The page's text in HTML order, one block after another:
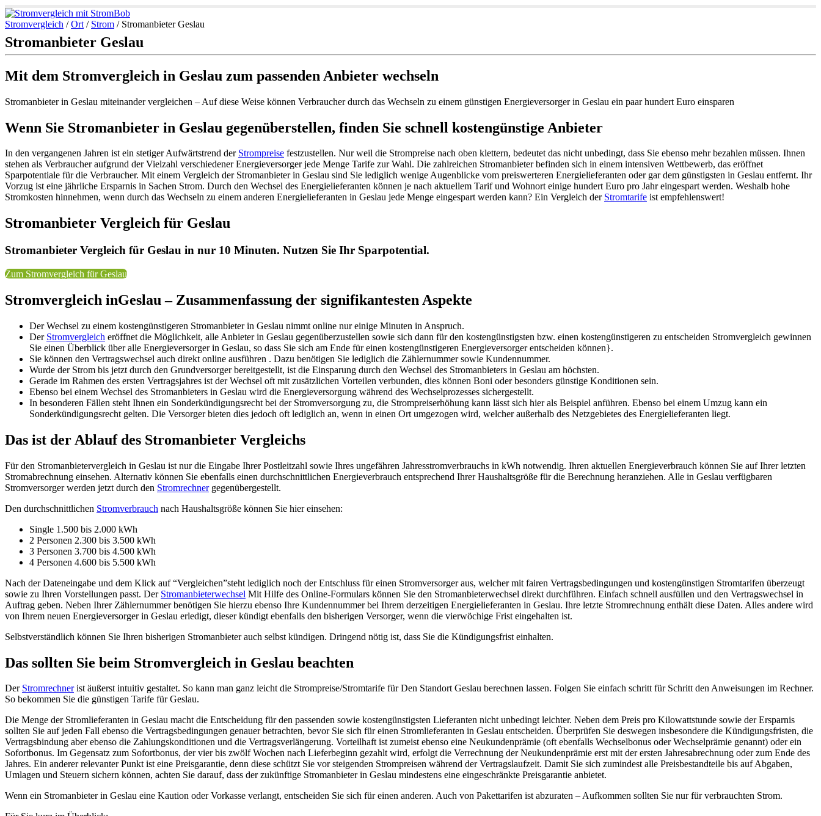
Stromvergleich /Ort / Strom / Stromanbieter Geslau
Stromanbieter Geslau
Mit dem Stromvergleich in Geslau zum passenden Anbieter wechseln
Stromanbieter in Geslau miteinander vergleichen – Auf diese Weise können Verbraucher durch das Wechseln zu einem günstigen Energieversorger in Geslau ein paar hundert Euro einsparen
Wenn Sie Stromanbieter in Geslau gegenüberstellen, finden Sie schnell kostengünstige Anbieter
In den vergangenen Jahren ist ein stetiger Aufwärtstrend der Strompreise festzustellen. Nur weil die Strompreise nach oben klettern, bedeutet das nicht unbedingt, dass Sie ebenso mehr bezahlen müssen. Ihnen
stehen als Verbraucher aufgrund der Vielzahl verschiedener Energieversorger jede Menge Tarife zur Wahl. Die zahlreichen Stromanbieter befinden sich in einem intensiven Wettbewerb, das eröffnet
Sparpotentiale für die Verbraucher. Mit einem Vergleich der Stromanbieter in Geslau sind Sie lediglich wenige Augenblicke vom preiswerteren Energielieferanten oder gar dem günstigsten in Geslau entfernt. Ihr
Vorzug ist eine jährliche Ersparnis in Sachen Strom. Durch den Wechsel des Energielieferanten können je nach aktuellem Tarif und Wohnort einige hundert Euro pro Jahr eingespart werden. Weshalb hohe
Stromkosten hinnehmen, wenn durch das Wechseln zu einem anderen Energielieferanten in Geslau jede Menge eingespart werden kann? Ein Vergleich der Stromtarife ist empfehlenswert!
Stromanbieter Vergleich für Geslau
Stromanbieter Vergleich für Geslau in nur 10 Minuten. Nutzen Sie Ihr Sparpotential.
Zum Stromvergleich für Geslau
Stromvergleich inGeslau – Zusammenfassung der signifikantesten Aspekte
Der Wechsel zu einem kostengünstigeren Stromanbieter in Geslau nimmt online nur einige Minuten in Anspruch.
Der Stromvergleich eröffnet die Möglichkeit, alle Anbieter in Geslau gegenüberzustellen sowie sich dann für den kostengünstigsten bzw. einen kostengünstigeren zu entscheiden Stromvergleich gewinnen
Sie einen Überblick über alle Energieversorger in Geslau, so dass Sie sich am Ende für einen kostengünstigeren Energieversorger entscheiden können}.
Sie können den Vertragswechsel auch direkt online ausführen . Dazu benötigen Sie lediglich die Zählernummer sowie Kundennummer.
Wurde der Strom bis jetzt durch den Grundversorger bereitgestellt, ist die Einsparung durch den Wechsel des Stromanbieters in Geslau am höchsten.
Gerade im Rahmen des ersten Vertragsjahres ist der Wechsel oft mit zusätzlichen Vorteilen verbunden, dies können Boni oder besonders günstige Konditionen sein.
Ebenso bei einem Wechsel des Stromanbieters in Geslau wird die Energieversorgung während des Wechselprozesses sichergestellt.
In besonderen Fällen steht Ihnen ein Sonderkündigungsrecht bei der Stromversorgung zu, die Strompreiserhöhung kann lässt sich hier als Beispiel anführen. Ebenso bei einem Umzug kann ein
Sonderkündigungsrecht gelten. Die Versorger bieten dies jedoch oft lediglich an, wenn in einen Ort umgezogen wird, welcher außerhalb des Netzgebietes des Energielieferanten liegt.
Das ist der Ablauf des Stromanbieter Vergleichs
Für den Stromanbietervergleich in Geslau ist nur die Eingabe Ihrer Postleitzahl sowie Ihres ungefähren Jahresstromverbrauchs in kWh notwendig. Ihren aktuellen Energieverbrauch können Sie auf Ihrer letzten
Stromabrechnung einsehen. Alternativ können Sie ebenfalls einen durchschnittlichen Energieverbrauch entsprechend Ihrer Haushaltsgröße für die Berechnung heranziehen. Alle in Geslau verfügbaren
Stromversorger werden jetzt durch den Stromrechnergegenübergestellt.
Den durchschnittlichen Stromverbrauch nach Haushaltsgröße können Sie hier einsehen:
Single 1.500 bis 2.000 kWh
2 Personen 2.300 bis 3.500 kWh
3 Personen 3.700 bis 4.500 kWh
4 Personen 4.600 bis 5.500 kWh
Nach der Dateneingabe und dem Klick auf “Vergleichen”steht lediglich noch der Entschluss für einen Stromversorger aus, welcher mit fairen Vertragsbedingungen und kostengünstigen Stromtarifen überzeugt
sowie zu Ihren Vorstellungen passt. Der Stromanbieterwechsel Mit Hilfe des Online-Formulars können Sie den Stromanbieterwechsel direkt durchführen. Einfach schnell ausfüllen und den Vertragswechsel in
Auftrag geben. Neben Ihrer Zählernummer benötigen Sie hierzu ebenso Ihre Kundennummer bei Ihrem derzeitigen Energielieferanten in Geslau. Ihre letzte Stromrechnung enthält diese Daten. Alles andere wird
von Ihrem neuen Energieversorger in Geslau erledigt, dieser kündigt ebenfalls den bisherigen Versorger, wenn die vierwöchige Frist eingehalten ist.
Selbstverständlich können Sie Ihren bisherigen Stromanbieter auch selbst kündigen. Dringend nötig ist, dass Sie die Kündigungsfrist einhalten.
Das sollten Sie beim Stromvergleich in Geslau beachten
Der Stromrechnerist äußerst intuitiv gestaltet. So kann man ganz leicht die Strompreise/Stromtarife für Den Standort Geslau berechnen lassen. Folgen Sie einfach schritt für Schritt den Anweisungen im Rechner.
So bekommen Sie die günstigen Tarife für Geslau.
Die Menge der Stromlieferanten in Geslau macht die Entscheidung für den passenden sowie kostengünstigsten Lieferanten nicht unbedingt leichter. Neben dem Preis pro Kilowattstunde sowie der Ersparnis
sollten Sie auf jeden Fall ebenso die Vertragsbedingungen genauer betrachten, bevor Sie sich für einen Stromlieferanten in Geslau entscheiden. Überprüfen Sie deswegen insbesondere die Kündigungsfristen, die
Vertragsbindung aber ebenso die Zahlungskonditionen und die Vertragsverlängerung. Vorteilhaft ist zumeist ebenso eine Neukundenprämie (oft ebenfalls Wechselbonus oder Wechselprämie genannt) oder ein
Sofortbonus. Im Gegensatz zum Sofortbonus, der vier bis zwölf Wochen nach Lieferbeginn gezahlt wird, erfolgt die Verrechnung der Neukundenprämie erst mit der ersten Jahresabrechnung oder zum Ende des
Jahres. Ein anderer relevanter Punkt ist eine Preisgarantie, denn diese schützt Sie vor steigenden Strompreisen während der Vertragslaufzeit. Damit Sie sich zumindest alle Preisbestandteile bis auf Abgaben,
Umlagen und Steuern sichern können, achten Sie darauf, dass der zukünftige Stromanbieter in Geslau mindestens eine eingeschränkte Preisgarantie anbietet.
Wenn ein Stromanbieter in Geslau eine Kaution oder Vorkasse verlangt, entscheiden Sie sich für einen anderen. Auch von Pakettarifen ist abzuraten – Aufkommen sollten Sie nur für verbrauchten Strom.